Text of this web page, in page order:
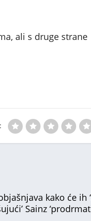
ali s druge strane
kako će ih
Sainz